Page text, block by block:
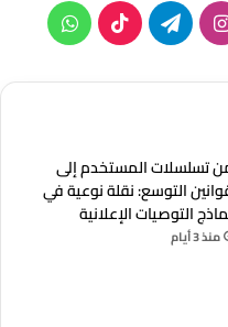
انستقرامتيلقرام‫TikTok
تسلسلات المستخدم إلى
التوسع: نقلة نوعية في
التوصيات الإعلانية
منذ 3 أيام